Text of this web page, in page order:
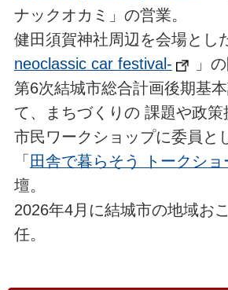
ナックオカミ」の営業。
健田須賀神社周辺を会場とし
neoclassic car festival-
」
第6次結城市総合計画後期基
て、まちづくりの 課題や政策
市民ワークショップに委員と
「 田舎で暮らそう トークショ
壇。
2026年4月に結城市の地域お
任。